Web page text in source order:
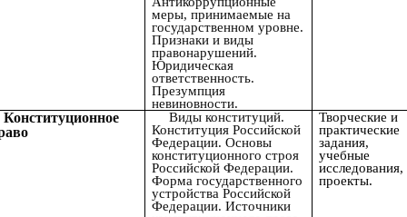
меры, принимаемые на
государственном уровне.
Признаки и виды
правонарушений.
Юридическая
ответственность.
Презумпция
невиновности.
Конституционное
Виды конституций.
Конституция Российской
Федерации. Основы
конституционного строя
Российской Федерации.
Форма государственного
устройства Российской
Федерации. Источники
Творческие и
практические
задания,
учебные
исследования,
проекты.